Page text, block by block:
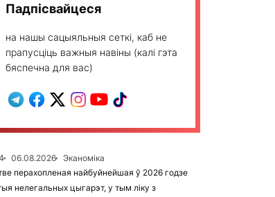
Падпісвайцеся
на нашы сацыяльныя сеткі, каб не
прапусціць важныя навіны (калі гэта
бяспечна для вас)
06.08.2026
Эканоміка
перахопленая найбуйнейшая ў 2026 годзе
нелегальных цыгарэт, у тым ліку з